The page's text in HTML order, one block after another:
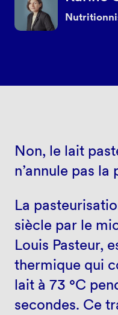
Non, le lait
n’annule pas
La
siècle par le
Louis Pasteur,
thermique qui
lait à 73 °C
secondes. Ce